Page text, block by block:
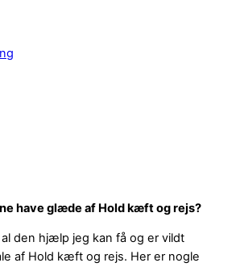
have glæde af Hold kæft og rejs?
den hjælp jeg kan få og er vildt
af Hold kæft og rejs. Her er nogle